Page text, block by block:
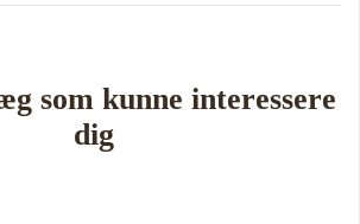
som kunne interessere
dig